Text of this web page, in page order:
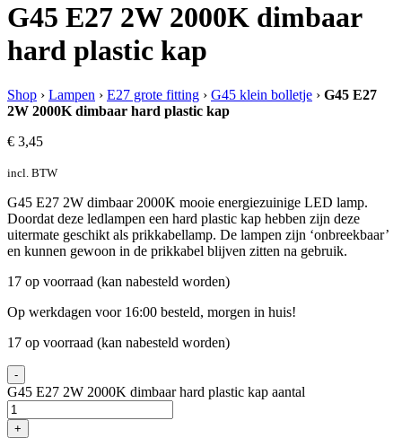
G45 E27 2W 2000K dimbaar
hard plastic kap
Shop › Lampen › E27 grote fitting › G45 klein bolletje › G45 E27
2W 2000K dimbaar hard plastic kap
€ 3,45
incl. BTW
G45 E27 2W dimbaar 2000K mooie energiezuinige LED lamp.
Doordat deze ledlampen een hard plastic kap hebben zijn deze
uitermate geschikt als prikkabellamp. De lampen zijn ‘onbreekbaar’
en kunnen gewoon in de prikkabel blijven zitten na gebruik.
17 op voorraad (kan nabesteld worden)
Op werkdagen voor 16:00 besteld, morgen in huis!
17 op voorraad (kan nabesteld worden)
-
G45 E27 2W 2000K dimbaar hard plastic kap aantal
+